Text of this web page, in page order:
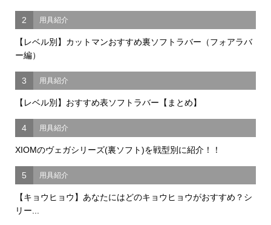
2 用具紹介
【レベル別】カットマンおすすめ裏ソフトラバー（フォアラバ
ー編）
3 用具紹介
【レベル別】おすすめ表ソフトラバー【まとめ】
4 用具紹介
XIOMのヴェガシリーズ(裏ソフト)を戦型別に紹介！！
5 用具紹介
【キョウヒョウ】あなたにはどのキョウヒョウがおすすめ？シ
リー...